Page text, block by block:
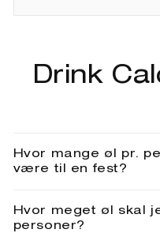
Drink
Hvor mange øl pr.
være til en fest?
Hvor meget øl skal
personer?